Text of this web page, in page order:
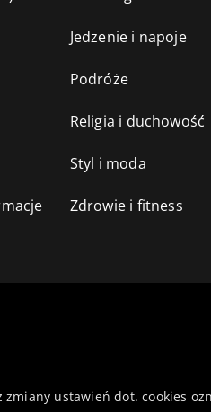
Jedzenie i napoje
Podróże
Religia i duchowość
Styl i moda
Zdrowie i fitness
ustawień dot. cookies